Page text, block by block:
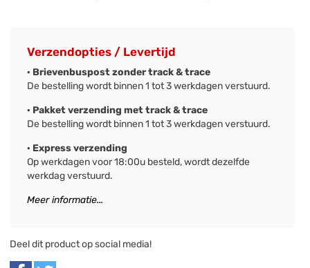
Verzendopties / Levertijd
· Brievenbuspost zonder track & trace
De bestelling wordt binnen 1 tot 3 werkdagen verstuurd.
· Pakket verzending met track & trace
De bestelling wordt binnen 1 tot 3 werkdagen verstuurd.
· Express verzending
Op werkdagen voor 18:00u besteld, wordt dezelfde
werkdag verstuurd.
Meer informatie...
Deel dit product op social media!